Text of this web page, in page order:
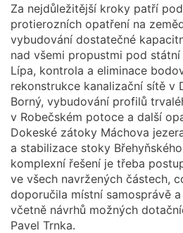
Za nejdůležitější kroky patří
protierozních opatření na
vybudování dostatečné
nad všemi propustmi pod státní
Lípa, kontrola a eliminace
rekonstrukce kanalizační sítě v
Borný, vybudování profilů
v Robečském potoce a další
Dokeské zátoky Máchova
a stabilizace stoky
komplexní řešení je třeba
ve všech navržených částech,
doporučila místní samosprávě
včetně návrhů možných
Pavel Trnka.